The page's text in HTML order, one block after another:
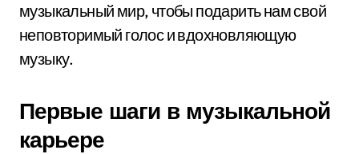
музыкальный мир, чтобы подарить нам свой
неповторимый голос и вдохновляющую
музыку.
Первые шаги в музыкальной
карьере